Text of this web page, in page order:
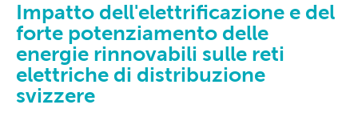
Impatto dell'elettrificazione e del
forte potenziamento delle
energie rinnovabili sulle reti
elettriche di distribuzione
svizzere